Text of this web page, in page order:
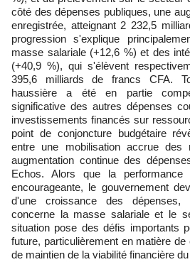
côté des dépenses publiques, une
enregistrée, atteignant 2 232,5
progression s'explique
masse salariale (+12,6 %) et des
(+40,9 %), qui s'élèvent
395,6 milliards de francs CFA.
haussière a été en partie
significative des autres dépenses
investissements financés sur
point de conjoncture budgétaire
entre une mobilisation accrue
augmentation continue des
Echos. Alors que la
encourageante, le gouvernement
d'une croissance des
concerne la masse salariale et le
situation pose des défis importants
future, particulièrement en matière
de maintien de la viabilité financière